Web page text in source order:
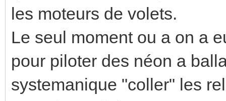
les moteurs de volets.
Le seul moment ou a on a
pour piloter des néon a
systemanique "coller" les